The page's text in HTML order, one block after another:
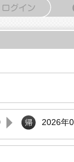
2026年